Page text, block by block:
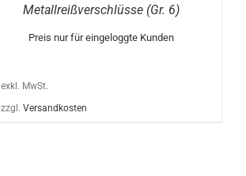
Metallreißverschlüsse (Gr. 6)
Preis nur für eingeloggte Kunden
exkl. MwSt.
zzgl. Versandkosten